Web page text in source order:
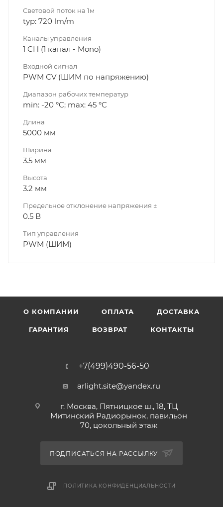
Световой поток на 1м
typ: 720 lm/m
Каналы управления
1 CH (1 канал - Mono)
Входной сигнал
PWM СV (ШИМ по напряжению)
Диапазон рабочих температур
min: -20 °C; max: 45 °C
Длина
5000 мм
Ширина
3.5 мм
Высота
3.2 мм
Предельное отклонение напряжения ±
0.5 В
Тип управления
PWM (ШИМ)
О КОМПАНИИ ОПЛАТА ДОСТАВКА
ГАРАНТИЯ ВОЗВРАТ КОНТАКТЫ
+7(499)490-56-50
arlight.site@yandex.ru
г. Москва, Пятницкое ш., 18, ТЦ
Митинский Радиорынок, павильон
70, цокольный этаж
ПОДПИСАТЬСЯ НА РАССЫЛКУ
ПОЛИТИКА КОНФИДЕНЦИАЛЬНОСТИ